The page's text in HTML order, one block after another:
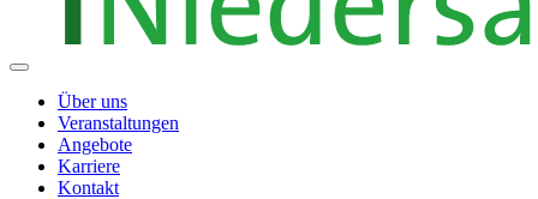
Über uns
Veranstaltungen
Angebote
Karriere
Kontakt